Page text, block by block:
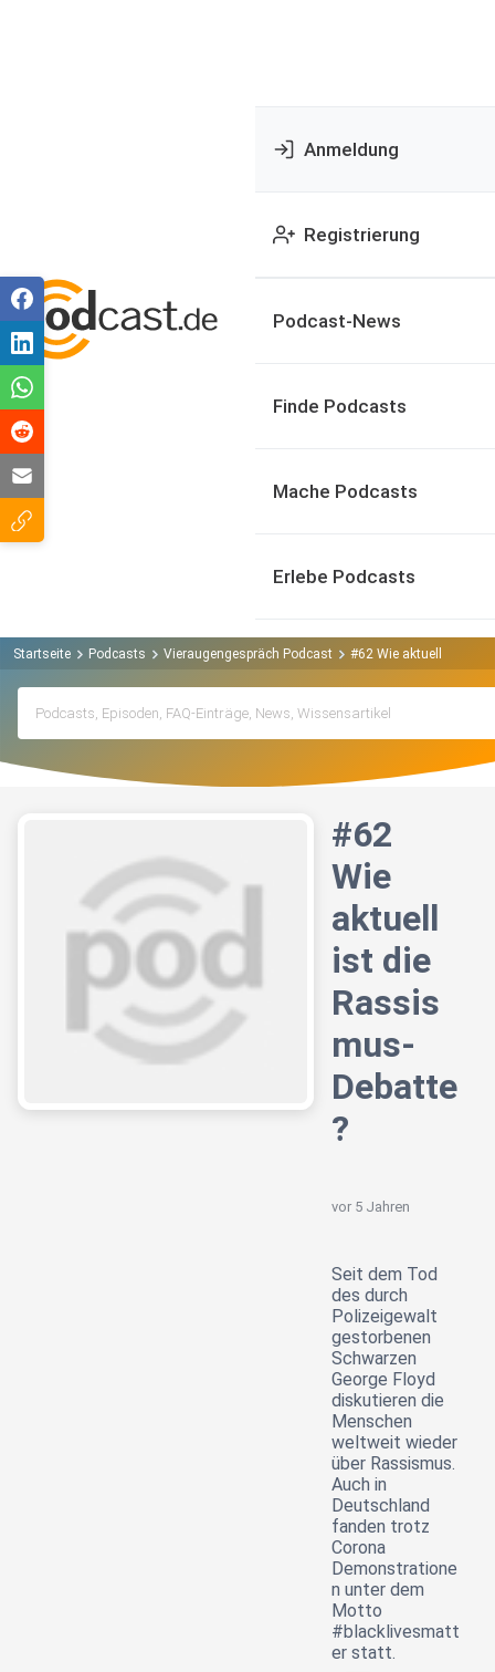
Anmeldung
Registrierung
Podcast-News
Finde Podcasts
Mache Podcasts
Erlebe Podcasts
Startseite Podcasts Vieraugengespräch Podcast #62 Wie aktuell ist die
#62
Wie
aktuell
ist die
Rassis
mus-
Debatte
?
vor 5 Jahren
Seit dem Tod
des durch
Polizeigewalt
gestorbenen
Schwarzen
George Floyd
diskutieren die
Menschen
weltweit wieder
über Rassismus.
Auch in
Deutschland
fanden trotz
Corona
Demonstratione
n unter dem
Motto
#blacklivesmatt
er statt.